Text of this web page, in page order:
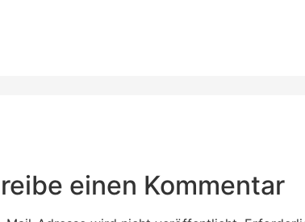
einen Kommentar